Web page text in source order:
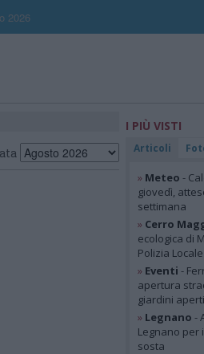
2026
I PIÙ VISTI
Articoli
» Meteo -
giovedì,
settimana
» Cerro
ecologica di
Polizia
» Eventi -
apertura
giardini aperti
» Legnano -
Legnano per
sosta